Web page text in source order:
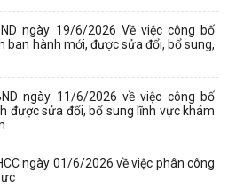
ngày 19/6/2026 Về việc công bố
ban hành mới, được sửa đổi, bổ sung,
ngày 11/6/2026 về việc công bố
được sửa đổi, bổ sung lĩnh vực khám
ngày 01/6/2026 về việc phân công